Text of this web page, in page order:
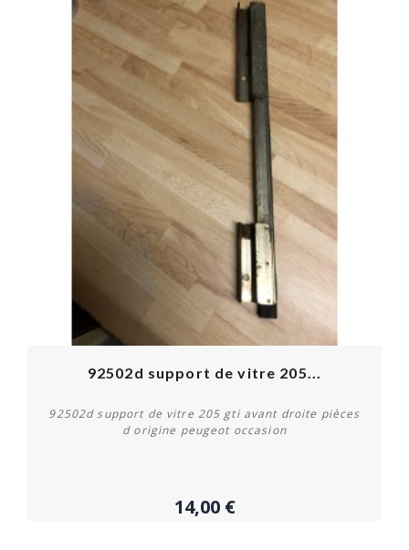
Acheter
92502d support de vitre 205...
92502d support de vitre 205 gti avant droite pièces
d origine peugeot occasion
14,00 €